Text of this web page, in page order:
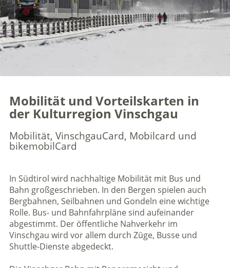
Mobilität und Vorteilskarten in
der Kulturregion Vinschgau
Mobilität, VinschgauCard, Mobilcard und
bikemobilCard
In Südtirol wird nachhaltige Mobilität mit Bus und
Bahn großgeschrieben. In den Bergen spielen auch
Bergbahnen, Seilbahnen und Gondeln eine wichtige
Rolle. Bus- und Bahnfahrpläne sind aufeinander
abgestimmt. Der öffentliche Nahverkehr im
Vinschgau wird vor allem durch Züge, Busse und
Shuttle-Dienste abgedeckt.